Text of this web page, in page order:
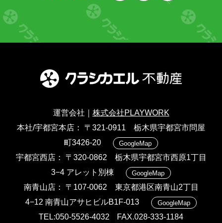
運営会社｜ 株式会社PLAYWORK
本社/宇都宮本店
〒321-0911 栃木県宇都宮市問屋
町3426-20
GoogleMap
宇都宮西店
〒320-0862 栃木県宇都宮市西原1丁目
3−4 アレット別棟
GoogleMap
南青山店
〒107-0062 東京都港区南青山2丁目
4−12 南青山アサヒビルB1F-013
GoogleMap
TEL:050-5526-4032 FAX.028-333-1184